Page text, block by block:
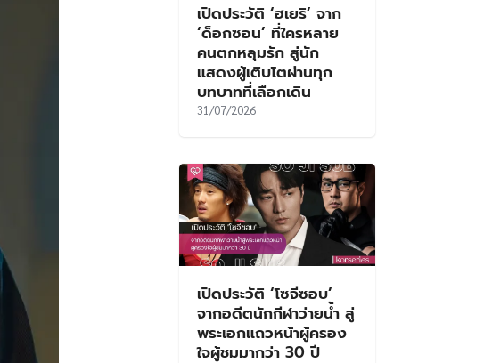
เปิดประวัติ ‘ฮเยริ’ จาก
‘ด็อกซอน’ ที่ใครหลาย
คนตกหลุมรัก สู่นัก
แสดงผู้เติบโตผ่านทุก
บทบาทที่เลือกเดิน
31/07/2026
เปิดประวัติ ‘โซจีซอบ’
จากอดีตนักกีฬาว่ายน้ำ สู่
พระเอกแถวหน้าผู้ครอง
ใจผู้ชมมากว่า 30 ปี